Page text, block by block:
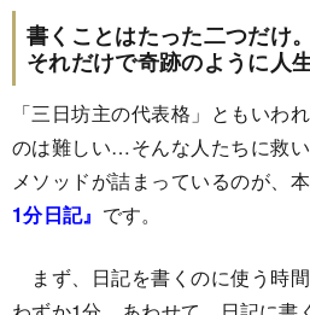
書くことはたった二つだけ。
それだけで奇跡のように人
「三日坊主の代表格」ともいわ
のは難しい…そんな人たちに救
メソッドが詰まっているのが、
1分日記』 です。
まず、日記を書くのに使う時間